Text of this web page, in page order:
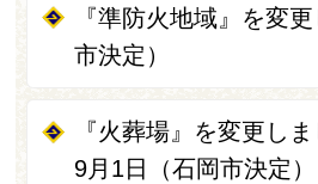
『準防火地域』を変
市決定）
『火葬場』を変更し
9月1日（石岡市決定）